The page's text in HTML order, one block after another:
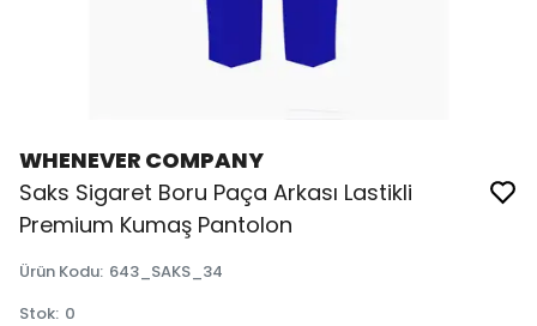
WHENEVER COMPANY
Saks Sigaret Boru Paça Arkası Lastikli
Premium Kumaş Pantolon
Ürün Kodu: 643_SAKS_34
Stok: 0